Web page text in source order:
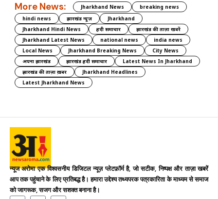
More News: Jharkhand News
breaking news
hindi news
झारखंड न्यूज़
Jharkhand
Jharkhand Hindi News
हिंदी समाचार
झारखंड की ताज़ा खबरें
Jharkhand Latest News
national news
india news
Local News
Jharkhand Breaking News
City News
अपना झारखंड
झारखंड हिंदी समाचार
Latest News In Jharkhand
झारखंड की ताज़ा ख़बर
Jharkhand Headlines
Latest Jharkhand News
न्यूज अरोमा एक विश्वसनीय डिजिटल न्यूज़ प्लेटफ़ॉर्म है, जो सटीक, निष्पक्ष और ताज़ा खबरें
आप तक पहुंचाने के लिए प्रतिबद्ध है। हमारा उद्देश्य तथ्यपरक पत्रकारिता के माध्यम से समाज
को जागरूक, सजग और सशक्त बनाना है।